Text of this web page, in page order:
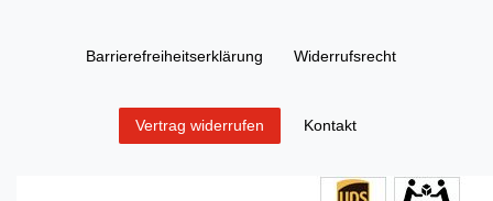
Barrierefreiheitserklärung Widerrufs­recht
Vertrag widerrufen Kontakt